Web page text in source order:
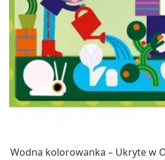
Wodna kolorowanka – Ukryte w